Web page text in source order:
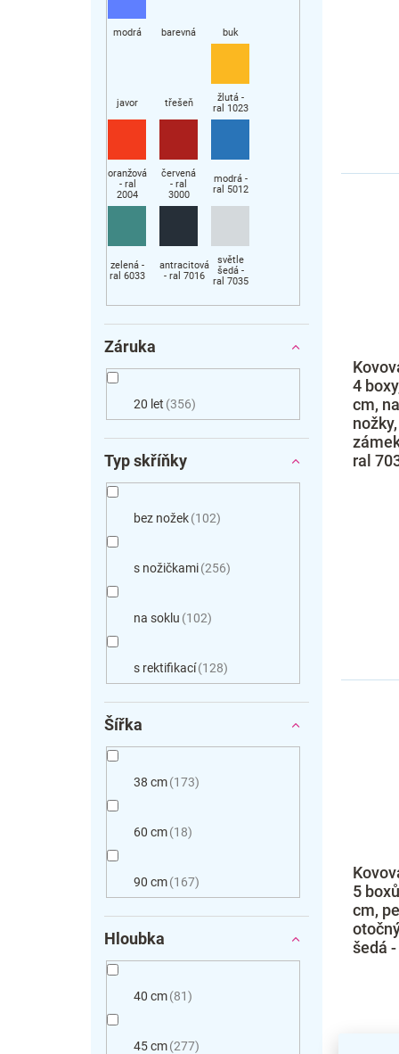
Záruka
20 let 356
Typ skříňky
bez nožek 102
s nožičkami 256
na soklu 102
s rektifikací 128
Šířka
38 cm 173
60 cm 18
90 cm 167
Hloubka
40 cm 81
45 cm 277
4
cm,
ral
5
cm,
šedá